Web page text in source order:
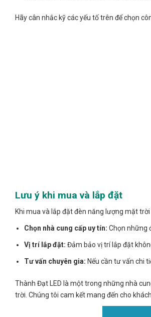
Hãy cân nhắc kỹ các yếu tố trên để chọn
Lưu ý khi mua và lắp đặt
Khi mua và lắp đặt đèn năng lượng mặt
Chọn nhà cung cấp uy tín: Chọn những
Vị trí lắp đặt: Đảm bảo vị trí lắp đặt
Tư vấn chuyên gia: Nếu cần tư vấn chi
Thành Đạt LED là một trong những nhà
trời. Chúng tôi cam kết mang đến cho